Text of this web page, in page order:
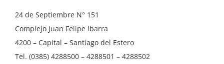
24 de Septiembre N° 151
Complejo Juan Felipe Ibarra
4200 – Capital – Santiago del Estero
Tel. (0385) 4288500 – 4288501 – 4288502